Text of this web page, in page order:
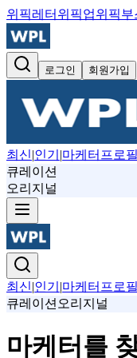
위픽레터 위픽업위픽부
로그인 회원가입
최신|인기 |마케터프로필
큐레이션
오리지널
최신|인기 |마케터프로필
큐레이션 오리지널
마케터를